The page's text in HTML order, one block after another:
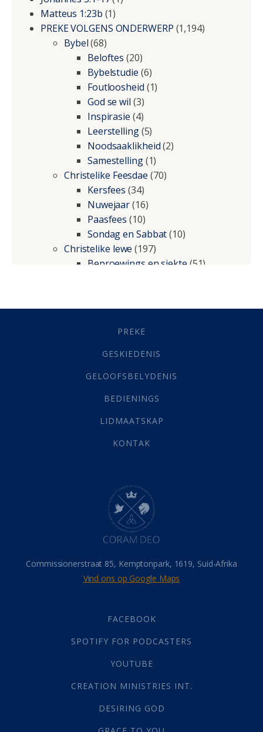
Matteus 1:23b (1)
PREKE VOLGENS ONDERWERP (1,194)
Bybel(68)
Beloftes (20)
Bybelstudie (6)
Foutloosheid (1)
God se wil (3)
Inspirasie (4)
Leerstelling(5)
Noodsaaklikheid(2)
Samestelling(1)
Christelike Feesdae (70)
Kersfees (34)
Nuwejaar(16)
Paasfees (10)
Sondag en Sabbat(10)
Christelike lewe (197)
Beproewings en siekte(51)
Geestelike Groei(10)
(21)
Grys Areas(4)
Lewensdoel(3)
Selfondersoek(1)
Werk(22)
(142)
Hemel (31)
Israel (14)
Millennium(1)
Oordeelsdag(19)
Verheerlikte liggaam
Wederkoms
(27)
Gebed(87)
Die Onse Vader(12)
God(392)
Afgode(23)
Almag(1)
Alomteenwoordig
PREKE
GESKIEDENIS
GELOOFSBELYDENIS
BEDIENINGS
LIDMAATSKAP
KONTAK
Commissionerstraat 85, Kemptonpark, 1619, Suid-Afrika
Vind ons op Google Maps
FACEBOOK
SPOTIFY FOR PODCASTERS
YOUTUBE
CREATION MINISTRIES INT.
DESIRING GOD